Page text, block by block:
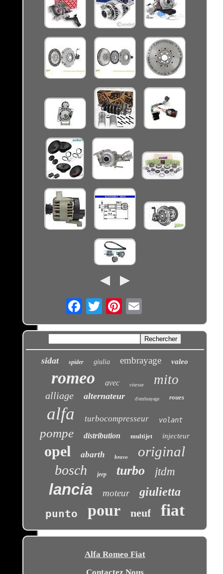
Email
sidat spider giulia embrayage valeo
romeo avec vitesse mito
alliage alternateur d'embrayage roues
alfa turbocompresseur volant
pompe distribution multijet injecteur
opel abarth bravo original
bosch jeep turbo jtdm
lancia moteur giulietta
punto pour neuf fiat
Alfa Romeo Fiat